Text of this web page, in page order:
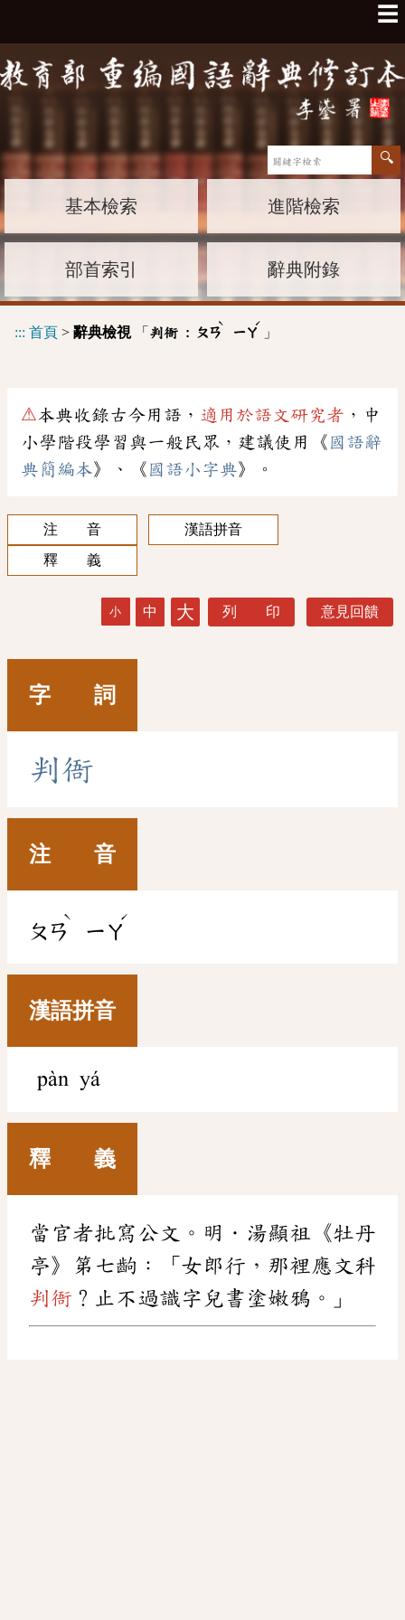
☰
基本檢索 進階檢索
部首索引 辭典附錄
::: 首頁 > 辭典檢視「 判衙 : ㄆㄢ
ˋ
ㄧㄚ
ˊ
」
⚠本典收錄古今用語， 適用於語文研究者 ，中
小學階段學習與一般民眾，建議使用《 國語辭
典簡編本》、《 國語小字典》。
注 音
漢語拼音
釋 義
小 中 大 列 印 意見回饋
字 詞
判衙
注 音
ㄆㄢ
ˋ
ㄧㄚ
ˊ
漢語拼音
pàn yá
釋 義
當官者批寫公文。明．湯顯祖《牡丹
亭》第七齣：「女郎行，那裡應文科
判衙 ？止不過識字兒書塗嫩鴉。」